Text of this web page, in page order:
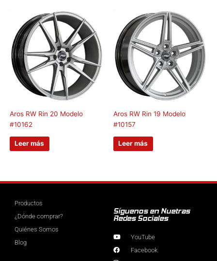
Aros RW Rin 20 Modelo
#10162
Leer más
Aros RW Rin 19 Modelo
#10157
Leer más
Productos
¿Dónde comprar?
Quiénes Somos
Blog
Síguenos en Nuetras
Redes Sociales
YouTube
Facebook